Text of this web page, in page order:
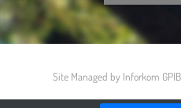
Site Managed by Inforkom